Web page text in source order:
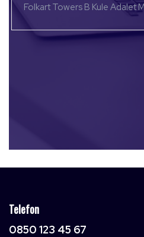
Folkart Towers B Kule Adalet
Telefon
0850 123 45 67